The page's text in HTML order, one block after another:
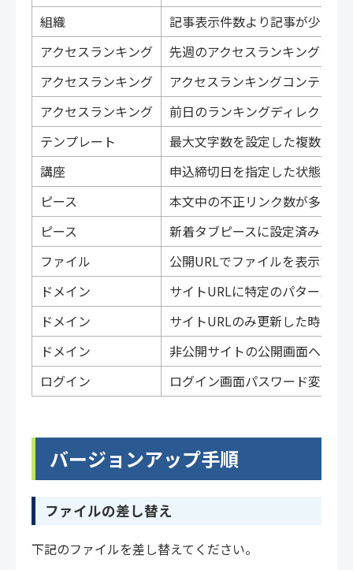
組織
記事表示件数より記事が少な
アクセスランキング
先週のアクセスランキングを
アクセスランキング
アクセスランキングコンテン
アクセスランキング
前日のランキングディレクトリ
テンプレート
最大文字数を設定した複数行
講座
申込締切日を指定した状態で
ピース
本文中の不正リンク数が多い
ピース
新着タブピースに設定済みのカ
ファイル
公開URLでファイルを表示す
ドメイン
サイトURLに特定のパターンを
ドメイン
サイトURLのみ更新した時に
ドメイン
非公開サイトの公開画面への
ログイン
ログイン画面パスワード変更
バージョンアップ手順
ファイルの差し替え
下記のファイルを差し替えてください。